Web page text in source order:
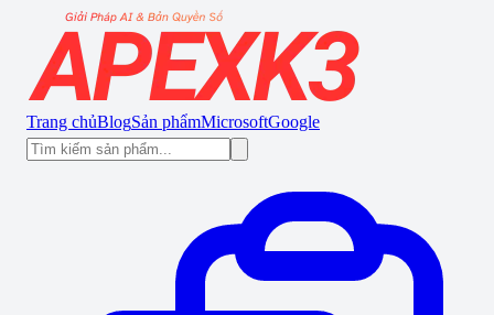
Trang chủBlogSản phẩmMicrosoftGoogle